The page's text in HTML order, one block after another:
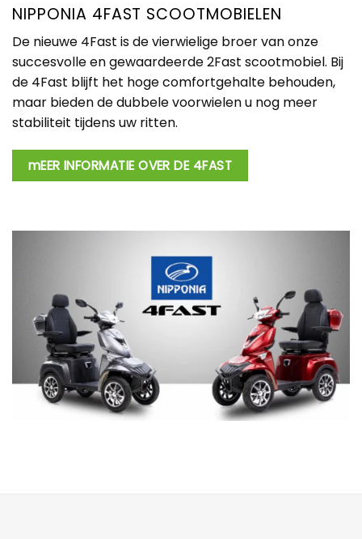
NIPPONIA 4FAST SCOOTMOBIELEN
De nieuwe 4Fast is de vierwielige broer van onze
succesvolle en gewaardeerde 2Fast scootmobiel. Bij
de 4Fast blijft het hoge comfortgehalte behouden,
maar bieden de dubbele voorwielen u nog meer
stabiliteit tijdens uw ritten.
mEER INFORMATIE OVER DE 4FAST